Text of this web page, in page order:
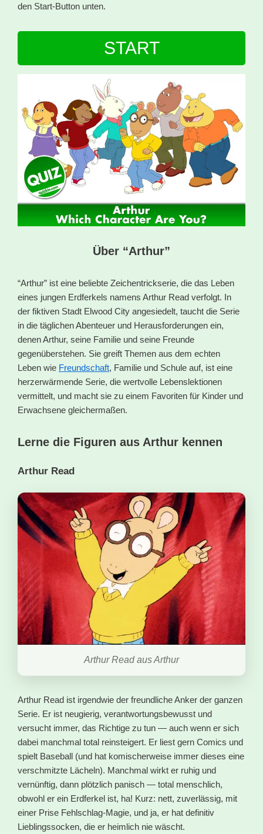
den Start-Button unten.
START
Über “Arthur”
“Arthur” ist eine beliebte Zeichentrickserie, die das Leben
eines jungen Erdferkels namens Arthur Read verfolgt. In
der fiktiven Stadt Elwood City angesiedelt, taucht die Serie
in die täglichen Abenteuer und Herausforderungen ein,
denen Arthur, seine Familie und seine Freunde
gegenüberstehen. Sie greift Themen aus dem echten
Leben wie Freundschaft, Familie und Schule auf, ist eine
herzerwärmende Serie, die wertvolle Lebenslektionen
vermittelt, und macht sie zu einem Favoriten für Kinder und
Erwachsene gleichermaßen.
Lerne die Figuren aus Arthur kennen
Arthur Read
Arthur Read aus Arthur
Arthur Read ist irgendwie der freundliche Anker der ganzen
Serie. Er ist neugierig, verantwortungsbewusst und
versucht immer, das Richtige zu tun — auch wenn er sich
dabei manchmal total reinsteigert. Er liest gern Comics und
spielt Baseball (und hat komischerweise immer dieses eine
verschmitzte Lächeln). Manchmal wirkt er ruhig und
vernünftig, dann plötzlich panisch — total menschlich,
obwohl er ein Erdferkel ist, ha! Kurz: nett, zuverlässig, mit
einer Prise Fehlschlag-Magie, und ja, er hat definitiv
Lieblingssocken, die er heimlich nie wäscht.